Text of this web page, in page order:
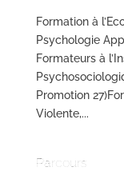
Formation à
Psychologie
Formateurs à
Promotion
Violente,...
Parcours